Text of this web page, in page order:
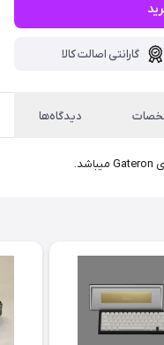
گارانتی اصالت کالا
دیدگاه‌ها